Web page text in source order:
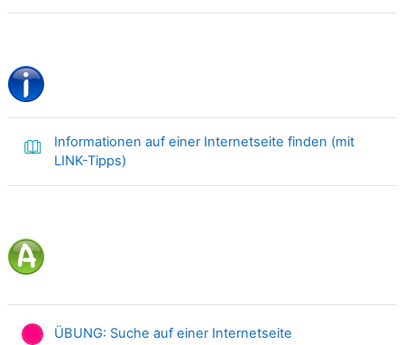
Informationen auf einer Internetseite finden (mit
LINK-Tipps)
ÜBUNG: Suche auf einer Internetseite